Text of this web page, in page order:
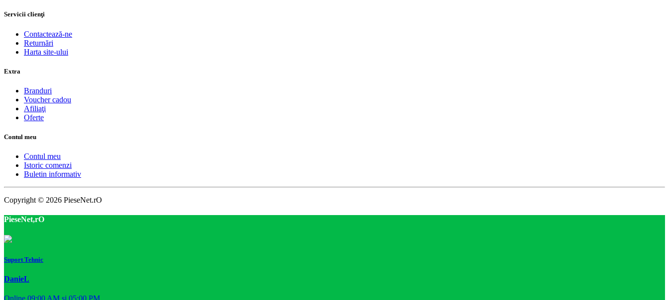
Servicii clienţi
Contactează-ne
Returnări
Harta site-ului
Extra
Branduri
Voucher cadou
Afiliaţi
Oferte
Contul meu
Contul meu
Istoric comenzi
Buletin informativ
Copyright © 2026 PieseNet.rO
PieseNet,rO
Suport Tehnic
DanieL